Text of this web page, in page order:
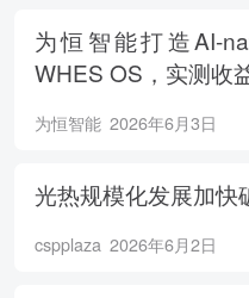
为恒智能打造AI-
WHES OS，实测收
为恒智能 2026年6月3日
光热规模化发展加快
cspplaza 2026年6月2日